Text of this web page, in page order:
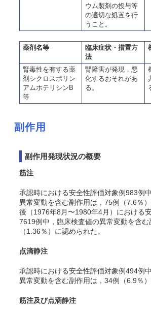
ウム製剤の投与等
の適切な処置を行
うこと。
薬剤名等
臨床症状・措置方
法
腎毒性を有する薬
剤シクロスポリン
アムホテリシンB
等
腎障害が発現，悪
化するおそれがあ
る。
副作用
副作用発現状況の概要
筋注
承認時における安全性評価対象例983例
異常変動を含む副作用は，75例（7.6％
後（1976年8月〜1980年4月）における
7619例中，臨床検査値の異常変動を含む
（1.36％）に認められた 。
点滴静注
承認時における安全性評価対象例494例
異常変動を含む副作用は，34例（6.9％
筋注及び点滴静注